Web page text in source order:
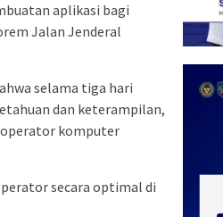
aplikasi bagi
Jalan Jenderal
selama tiga hari
dan keterampilan,
operator komputer
secara optimal di